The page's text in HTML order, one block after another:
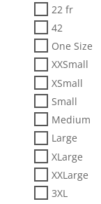
22 fr
42
One Size
XXSmall
XSmall
Small
Medium
Large
XLarge
XXLarge
3XL